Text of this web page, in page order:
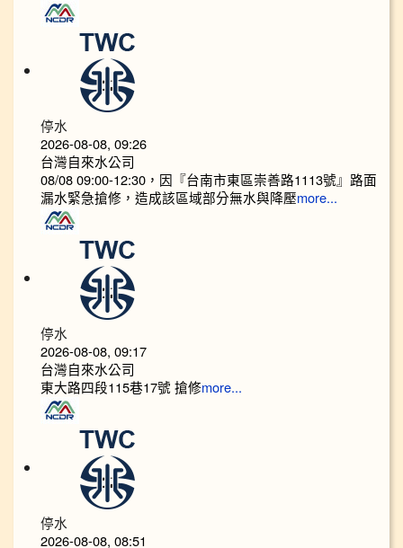
停水
2026-08-08, 09:26
台灣自來水公司
08/08 09:00-12:30，因『台南市東區崇善路1113號』路面
漏水緊急搶修，造成該區域部分無水與降壓more...
停水
2026-08-08, 09:17
台灣自來水公司
東大路四段115巷17號 搶修more...
停水
2026-08-08, 08:51